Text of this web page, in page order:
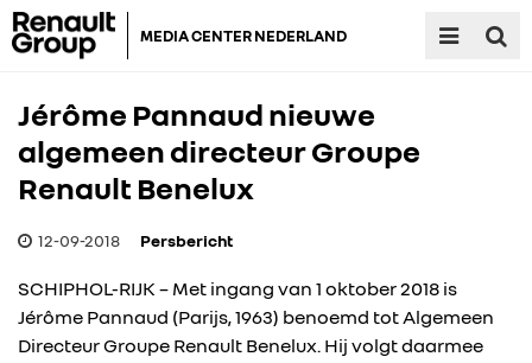
MEDIA CENTER NEDERLAND
Jérôme Pannaud nieuwe
algemeen directeur Groupe
Renault Benelux
12-09-2018 Persbericht
SCHIPHOL-RIJK – Met ingang van 1 oktober 2018 is
Jérôme Pannaud (Parijs, 1963) benoemd tot Algemeen
Directeur Groupe Renault Benelux. Hij volgt daarmee